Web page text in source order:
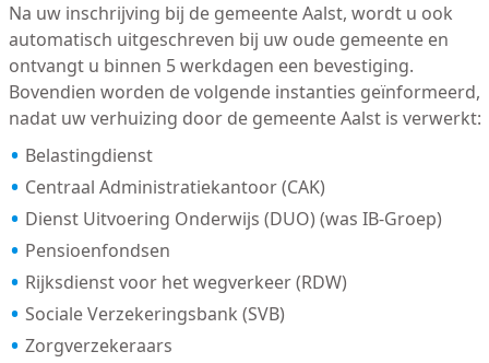
Na uw inschrijving bij de gemeente Aalst, wordt u ook
automatisch uitgeschreven bij uw oude gemeente en
ontvangt u binnen 5 werkdagen een bevestiging.
Bovendien worden de volgende instanties geïnformeerd,
nadat uw verhuizing door de gemeente Aalst is verwerkt:
Belastingdienst
Centraal Administratiekantoor (CAK)
Dienst Uitvoering Onderwijs (DUO) (was IB-Groep)
Pensioenfondsen
Rijksdienst voor het wegverkeer (RDW)
Sociale Verzekeringsbank (SVB)
Zorgverzekeraars